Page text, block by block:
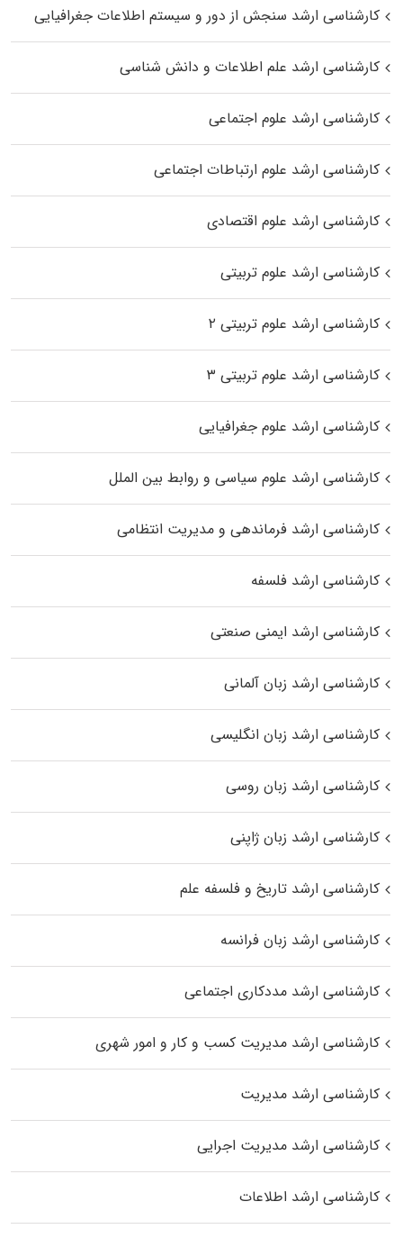
کارشناسی ارشد سنجش از دور و سیستم اطلاعات جغرافیایی
کارشناسی ارشد علم اطلاعات و دانش شناسی
کارشناسی ارشد علوم اجتماعی
کارشناسی ارشد علوم ارتباطات اجتماعی
کارشناسی ارشد علوم اقتصادی
کارشناسی ارشد علوم تربیتی
کارشناسی ارشد علوم تربیتی ۲
کارشناسی ارشد علوم تربیتی ۳
کارشناسی ارشد علوم جغرافیایی
کارشناسی ارشد علوم سیاسی و روابط بین الملل
کارشناسی ارشد فرماندهی و مدیریت انتظامی
کارشناسی ارشد فلسفه
کارشناسی ارشد ایمنی صنعتی
کارشناسی ارشد زبان آلمانی
کارشناسی ارشد زبان انگلیسی
کارشناسی ارشد زبان روسی
کارشناسی ارشد زبان ژاپنی
کارشناسی ارشد تاریخ و فلسفه علم
کارشناسی ارشد زبان فرانسه
کارشناسی ارشد مددکاری اجتماعی
کارشناسی ارشد مدیریت کسب و کار و امور شهری
کارشناسی ارشد مدیریت
کارشناسی ارشد مدیریت اجرایی
کارشناسی ارشد اطلاعات